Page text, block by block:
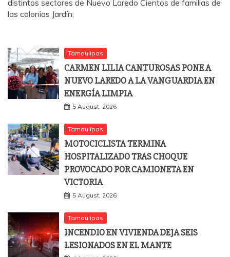
distintos sectores de Nuevo Laredo Cientos de familias de
las colonias Jardín,
Tamaulipas
CARMEN LILIA CANTUROSAS PONE A
NUEVO LAREDO A LA VANGUARDIA EN
ENERGÍA LIMPIA
5 August, 2026
Tamaulipas
MOTOCICLISTA TERMINA
HOSPITALIZADO TRAS CHOQUE
PROVOCADO POR CAMIONETA EN
VICTORIA
5 August, 2026
Tamaulipas
INCENDIO EN VIVIENDA DEJA SEIS
LESIONADOS EN EL MANTE